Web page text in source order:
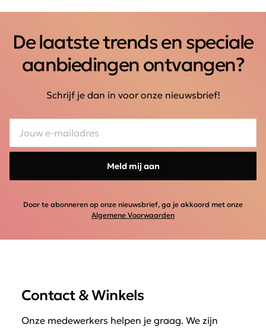
De laatste trends en speciale
aanbiedingen ontvangen?
Schrijf je dan in voor onze nieuwsbrief!
Meld mij aan
Door te abonneren op onze nieuwsbrief, ga je akkoord met onze
Algemene Voorwaarden
Contact & Winkels
Onze medewerkers helpen je graag. We zijn